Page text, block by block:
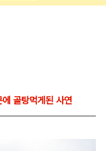
골탕먹게된 사연